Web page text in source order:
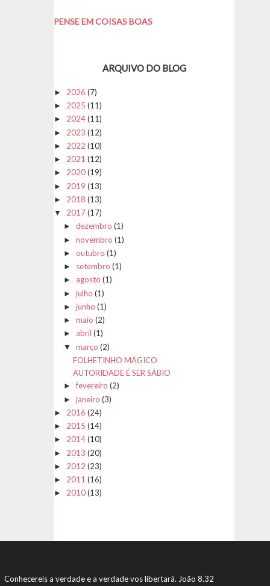
PENSE EM COISAS BOAS
ARQUIVO DO BLOG
► 2026 (7)
► 2025 (11)
► 2024(11)
► 2023 (12)
► 2022 (10)
► 2021 (12)
► 2020(19)
► 2019 (13)
► 2018 (13)
▼ 2017(17)
► dezembro (1)
► novembro (1)
► outubro (1)
► setembro (1)
► agosto (1)
► julho (1)
► junho (1)
► maio (2)
► abril (1)
▼ março (2)
FOLHETINHO MÁGICO
AUTORIDADE É SER SÁBIO
►fevereiro (2)
► janeiro (3)
► 2016 (24)
► 2015 (14)
► 2014(10)
► 2013 (20)
► 2012 (23)
► 2011 (16)
► 2010(13)
Conhecereis a verdade e a verdade vos libertará. João 8.32